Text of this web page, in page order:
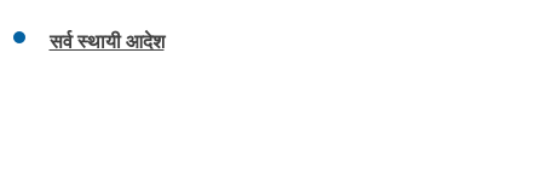
सर्व स्थायी आदेश